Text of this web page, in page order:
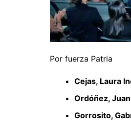
Por fuerza Patria
Cejas, Laura
Ordóñez,
Gorrosito,